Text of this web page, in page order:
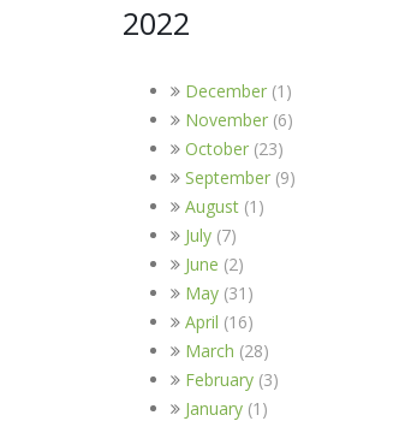
2022
December (1)
November (6)
October (23)
September (9)
August (1)
July (7)
June (2)
May (31)
April (16)
March (28)
February (3)
January (1)